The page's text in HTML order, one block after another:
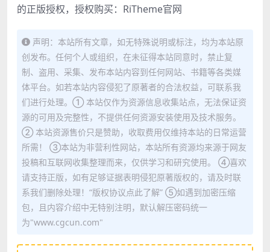
的正版授权，授权购买： RiTheme官网
声明：本站所有文章，如无特殊说明或标注，均为本站原
创发布。任何个人或组织，在未征得本站同意时，禁止复
制、盗用、采集、发布本站内容到任何网站、书籍等各类媒
体平台。如若本站内容侵犯了原著者的合法权益，可联系我
们进行处理。① 本站仅作为资源信息收集站点，无法保证资
源的可用及完整性，不提供任何资源安装使用及技术服务。
② 本站资源售价只是赞助，收取费用仅维持本站的日常运营
所需！ ③本站为非营利性网站，本站所有资源均来源于网友
投稿和互联网收集整理而来，仅供学习和研究使用。 ④喜欢
请支持正版，如有足够证据表明侵犯原著版权的，请及时联
系我们删除处理！“版权协议点此了解” ⑤如遇到加密压缩
包，且内容介绍中无特别注明，默认解压密码统一
为"www.cgcun.com"